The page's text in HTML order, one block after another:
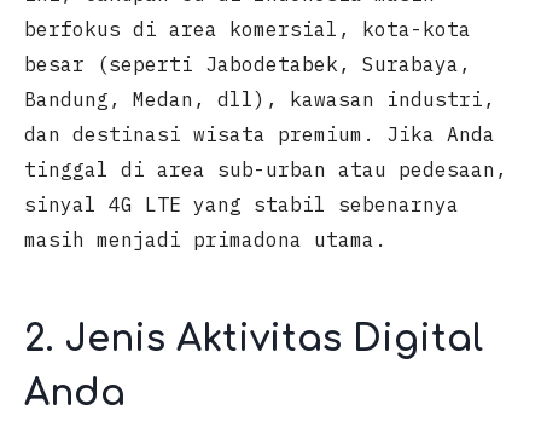
berfokus di area komersial, kota-kota
besar (seperti Jabodetabek, Surabaya,
Bandung, Medan, dll), kawasan industri,
dan destinasi wisata premium. Jika Anda
tinggal di area sub-urban atau pedesaan,
sinyal 4G LTE yang stabil sebenarnya
masih menjadi primadona utama.
2. Jenis Aktivitas Digital
Anda